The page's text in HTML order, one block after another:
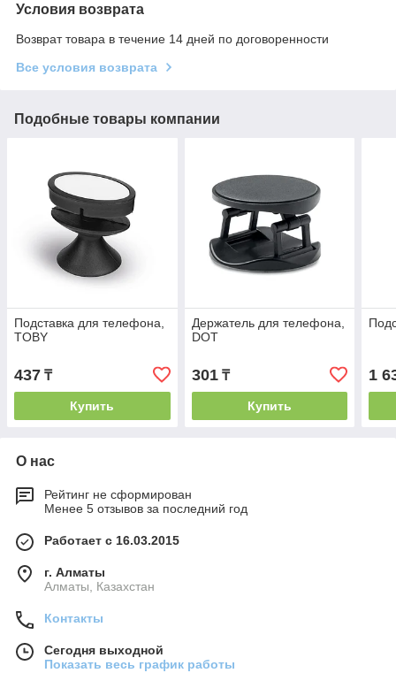
Условия возврата
Возврат товара в течение 14 дней по договоренности
Все условия возврата
Подобные товары компании
Подставка для телефона,
TOBY
437 ₸
Купить
Держатель для телефона,
DOT
301₸
Купить
1
О нас
Рейтинг не сформирован
Менее 5 отзывов за последний год
Работает с 16.03.2015
г. Алматы
Алматы, Казахстан
Контакты
Сегодня выходной
Показать весь график работы